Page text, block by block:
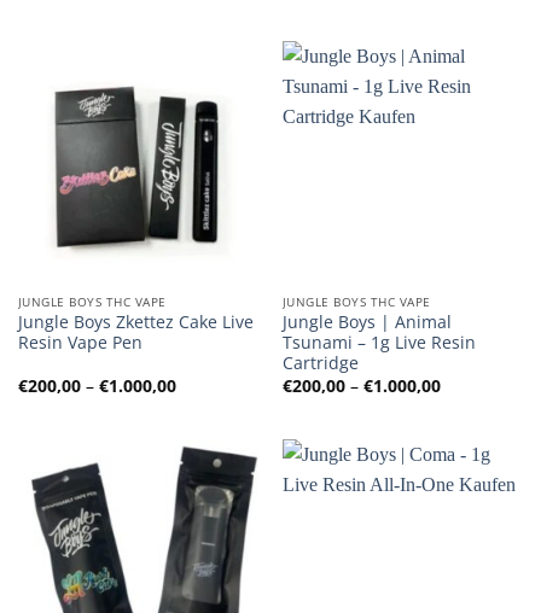
JUNGLE BOYS THC VAPE
Jungle Boys Zkettez Cake Live
Resin Vape Pen
€200,00 – €1.000,00Preisspanne:
€200,00
JUNGLE BOYS THC VAPE
Jungle Boys | Animal
Tsunami – 1g Live Resin
Cartridge
€200,00 – €1.000,00
€200,00